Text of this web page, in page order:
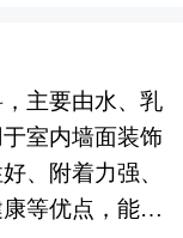
机构发布的最
进行深入访谈
、理论和模型
业并购重组政
策略、智能家
、国家发改
研究中心、国
国经济景气监
外相关报刊杂
单位等公布和
有更好的性能
将朝着绿色
发展。绿色化
通过采用环保
，减少对环境
主要由水、乳
室内墙面装饰
、附着力强、
等优点，能有